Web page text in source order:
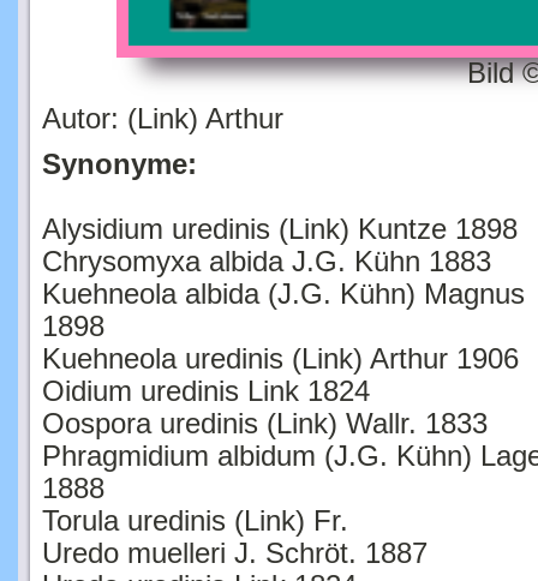
Bild
Synonyme:
Chrysomyxa albida J.G. Kühn 1883
Kuehneola albida (J.G. Kühn) Magnus
1898
Kuehneola uredinis (Link) Arthur 1906
Oidium uredinis Link 1824
Oospora uredinis (Link) Wallr. 1833
Phragmidium albidum (J.G. Kühn)
1888
Torula uredinis (Link) Fr.
Uredo muelleri J. Schröt. 1887
Uredo uredinis Link 1824